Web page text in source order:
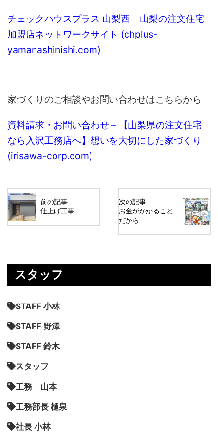
チェックハウスプラス 山梨西 – 山梨の注文住宅
加盟店ネットワークサイト (chplus-
yamanashinishi.com)
家づくりのご相談やお問い合わせはこちらから
資料請求・お問い合わせ – 【山梨県の注文住宅
なら入沢工務店へ】想いを大切にした家づくり
(irisawa-corp.com)
前の記事
仕上げ工事
次の記事
お金がかかること
だから
スタッフ
STAFF 小林
STAFF 野澤
STAFF 鈴木
スタッフ
工務 山本
工務部長 樋泉
社長 小林